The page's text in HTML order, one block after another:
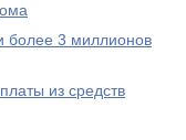
более 3 миллионов
из средств